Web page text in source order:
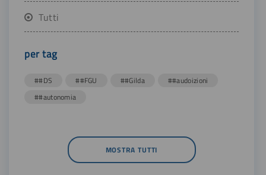
Tutti
per tag
##DS ##FGU ##Gilda
##audoizioni
##autonomia
MOSTRA TUTTI